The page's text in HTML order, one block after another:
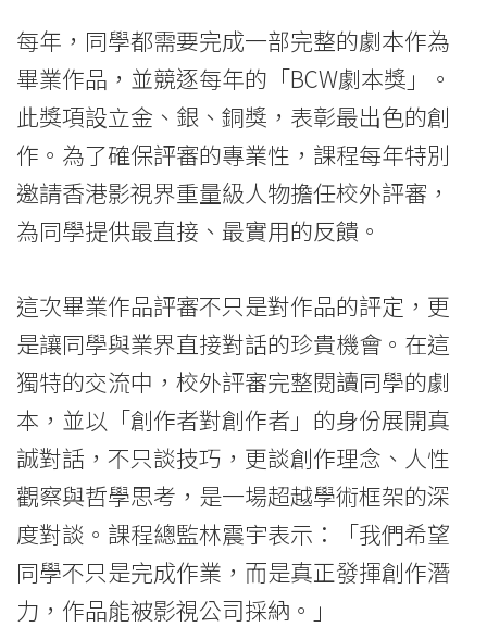
與
潛
力
學
消
息
國
際
學
院
每年，同學都需要完成一部完整的劇本作為
畢業作品，並競逐每年的「BCW劇本獎」。
此獎項設立金、銀、銅獎，表彰最出色的創
作。為了確保評審的專業性，課程每年特別
邀請香港影視界重量級人物擔任校外評審，
為同學提供最直接、最實用的反饋。
這次畢業作品評審不只是對作品的評定，更
是讓同學與業界直接對話的珍貴機會。在這
獨特的交流中，校外評審完整閱讀同學的劇
本，並以「創作者對創作者」的身份展開真
誠對話，不只談技巧，更談創作理念、人性
觀察與哲學思考，是一場超越學術框架的深
度對談。課程總監林震宇表示：「我們希望
同學不只是完成作業，而是真正發揮創作潛
力，作品能被影視公司採納。」